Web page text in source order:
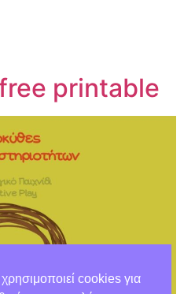
printable
cookies για